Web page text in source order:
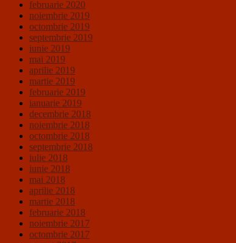
februarie 2020
noiembrie 2019
octombrie 2019
septembrie 2019
iunie 2019
mai 2019
aprilie 2019
martie 2019
februarie 2019
ianuarie 2019
decembrie 2018
noiembrie 2018
octombrie 2018
septembrie 2018
iulie 2018
iunie 2018
mai 2018
aprilie 2018
martie 2018
februarie 2018
noiembrie 2017
octombrie 2017